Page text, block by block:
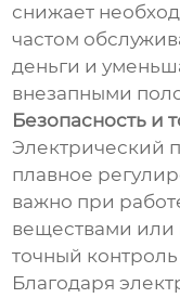
снижает
частом
деньги и
внезапными
Безопасность и
Электрический
плавное
важно при
веществами или
точный
Благодаря